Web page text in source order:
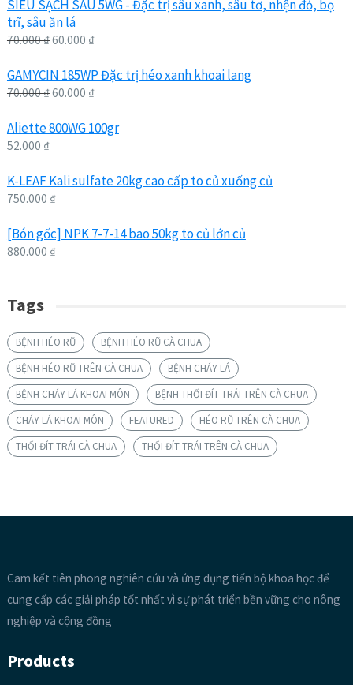
SIÊU SẠCH SÂU 5WG - Đặc trị sâu xanh, sâu tơ, nhện đỏ, bọ
trĩ, sâu ăn lá
70.000₫60.000 ₫
GAMYCIN 185WP Đặc trị héo xanh khoai lang
70.000₫60.000 ₫
Aliette 800WG 100gr
52.000 ₫
K-LEAF Kali sulfate 20kg cao cấp to củ xuống củ
750.000 ₫
[Bón gốc] NPK 7-7-14 bao 50kg to củ lớn củ
880.000 ₫
Tags
BỆNH HÉO RŨ
BỆNH HÉO RŨ CÀ CHUA
BỆNH HÉO RŨ TRÊN CÀ CHUA
BỆNH CHÁY LÁ
BỆNH CHÁY LÁ KHOAI MÔN
BỆNH THỐI ĐÍT TRÁI TRÊN CÀ CHUA
CHÁY LÁ KHOAI MÔN
FEATURED
HÉO RŨ TRÊN CÀ CHUA
THỐI ĐÍT TRÁI CÀ CHUA
THỐI ĐÍT TRÁI TRÊN CÀ CHUA
Cam kết tiên phong nghiên cứu và ứng dụng tiến bộ khoa học để
cung cấp các giải pháp tốt nhất vì sự phát triển bền vững cho nông
nghiệp và cộng đồng
Products